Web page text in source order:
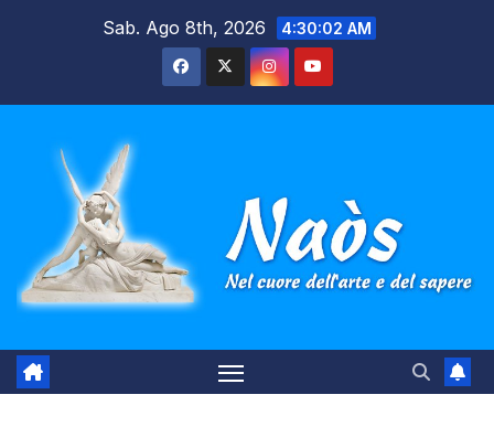
Sab. Ago 8th, 2026 4:30:03 AM